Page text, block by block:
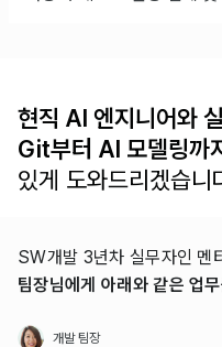
현직 AI 엔지니어와
Git부터 AI 모델링까
있게 도와드리겠습니
SW개발 3년차 실무자인 멘
팀장님에게 아래와 같은 업
개발 팀장